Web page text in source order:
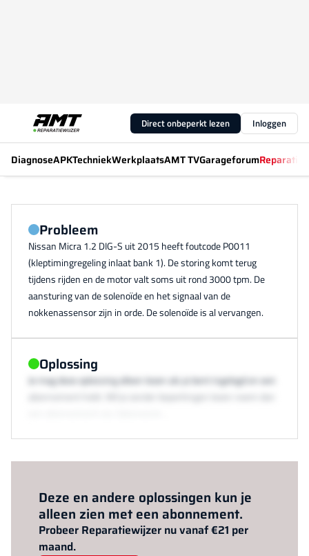
Direct onbeperkt lezen Inloggen
DiagnoseAPKTechniekWerkplaatsAMT TVGarageforum
Probleem
Nissan Micra 1.2 DIG-S uit 2015 heeft foutcode P0011
(kleptimingregeling inlaat bank 1). De storing komt terug
tijdens rijden en de motor valt soms uit rond 3000 tpm. De
aansturing van de solenoïde en het signaal van de
nokkenassensor zijn in orde. De solenoïde is al vervangen.
Oplossing
Je mag deze oplossing alleen lezen als je bent ingelogd en een
Deze en andere oplossingen kun je
alleen zien met een abonnement.
Probeer Reparatiewijzer nu vanaf €21 per
maand.